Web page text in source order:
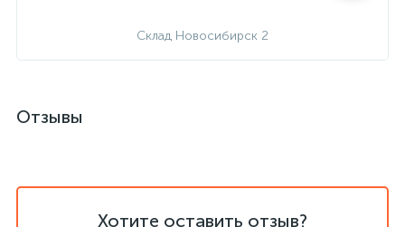
Склад Новосибирск 2
Отзывы
Хотите оставить отзыв?